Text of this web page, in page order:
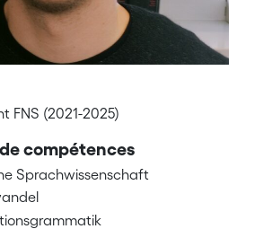
FNS (2021-2025)
compétences
Sprachwissenschaft